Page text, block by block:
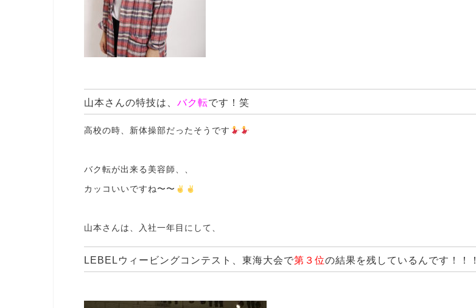
山本さんの特技は、 バク転です！笑
高校の時、新体操部だったそうです
バク転が出来る美容師、、
カッコいいですね〜〜
山本さんは、入社一年目にして、
LEBELウィービングコンテスト、東海大会で第３位の結果を残しているんです！！！